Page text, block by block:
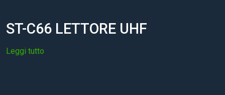
ST-C66 LETTORE UHF
Leggi tutto